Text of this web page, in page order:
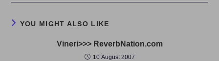
YOU MIGHT ALSO LIKE
Vineri>>> ReverbNation.com
10 August 2007